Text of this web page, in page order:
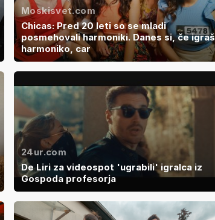
Moskisvet.com
Chicas: Pred 20 leti so se mladi
posmehovali harmoniki. Danes si, če igraš
harmoniko, car
24ur.com
De Liri za videospot 'ugrabili' igralca iz
Gospoda profesorja